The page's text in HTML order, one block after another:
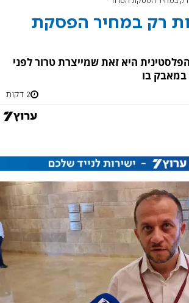
רק במחיר הפסקת
היא זאת שמייצרת טרור לפני
בו
2 דקות